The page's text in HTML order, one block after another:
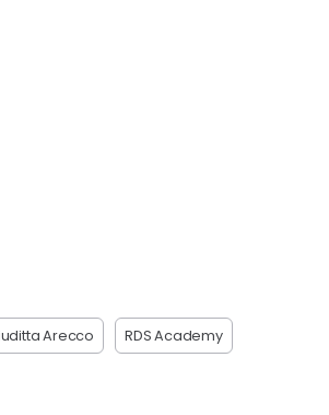
Arecco RDS Academy